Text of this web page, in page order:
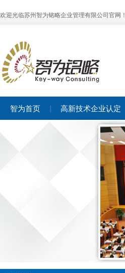
欢迎光临苏州智为铭略企业管理有限公司官网！
智为首页 高新技术企业认定